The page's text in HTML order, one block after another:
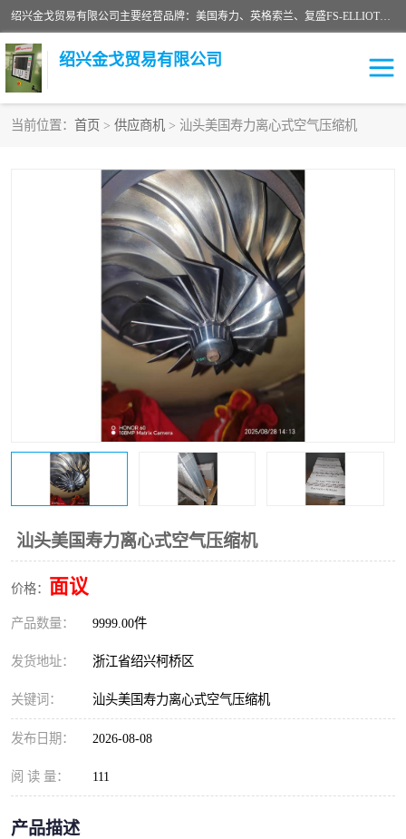
绍兴金戈贸易有限公司主要经营品牌：美国寿力、英格索兰、复盛FS-ELLIOTT，库伯COOPER、阿特拉斯等品牌空压机及配件销售；承接全厂空气压缩机管理、维护保养；节能改造；气体干燥机销售、维护、维修、保养。销售各种品牌空压机空气滤芯、油滤芯、油气分离器；精密过滤器滤芯；除油雾滤芯；抽真空滤芯，消音器，疏水器。劳务承接：全厂空压机维修保养工程，安装工程；移机或汰换工程；节能改造工程等。
绍兴金戈贸易有限公司
当前位置： 首页 > 供应商机 > 汕头美国寿力离心式空气压缩机
汕头美国寿力离心式空气压缩机
价格： 面议
产品数量： 9999.00件
发货地址： 浙江省绍兴柯桥区
关键词： 汕头美国寿力离心式空气压缩机
发布日期： 2026-08-08
阅 读 量： 111
产品描述
英格索兰配件
闽台富源特种陶瓷
美国寿力空压机零部件 英格索兰离心机空滤芯
英格索兰COOPER离心机 库伯卡麦隆离心机零件
微电脑控制器 离心式压缩机高速转子组
复盛离心机零件 中冷耐高温气侧密封胶垫
空气过滤器
CAMERON空压机维修 CAMERON空压机显示屏